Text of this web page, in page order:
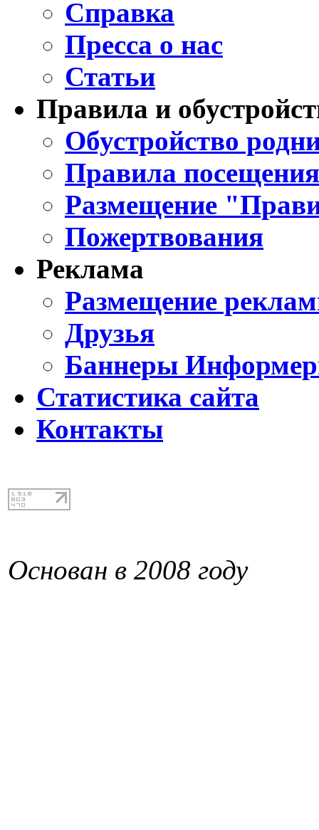
Справка
Пресса о нас
Статьи
Правила и
Обустройство
Правила
Размещение
Пожертвования
Реклама
Размещение
Друзья
Баннеры
Статистика сайта
Контакты
Основан в 2008 году